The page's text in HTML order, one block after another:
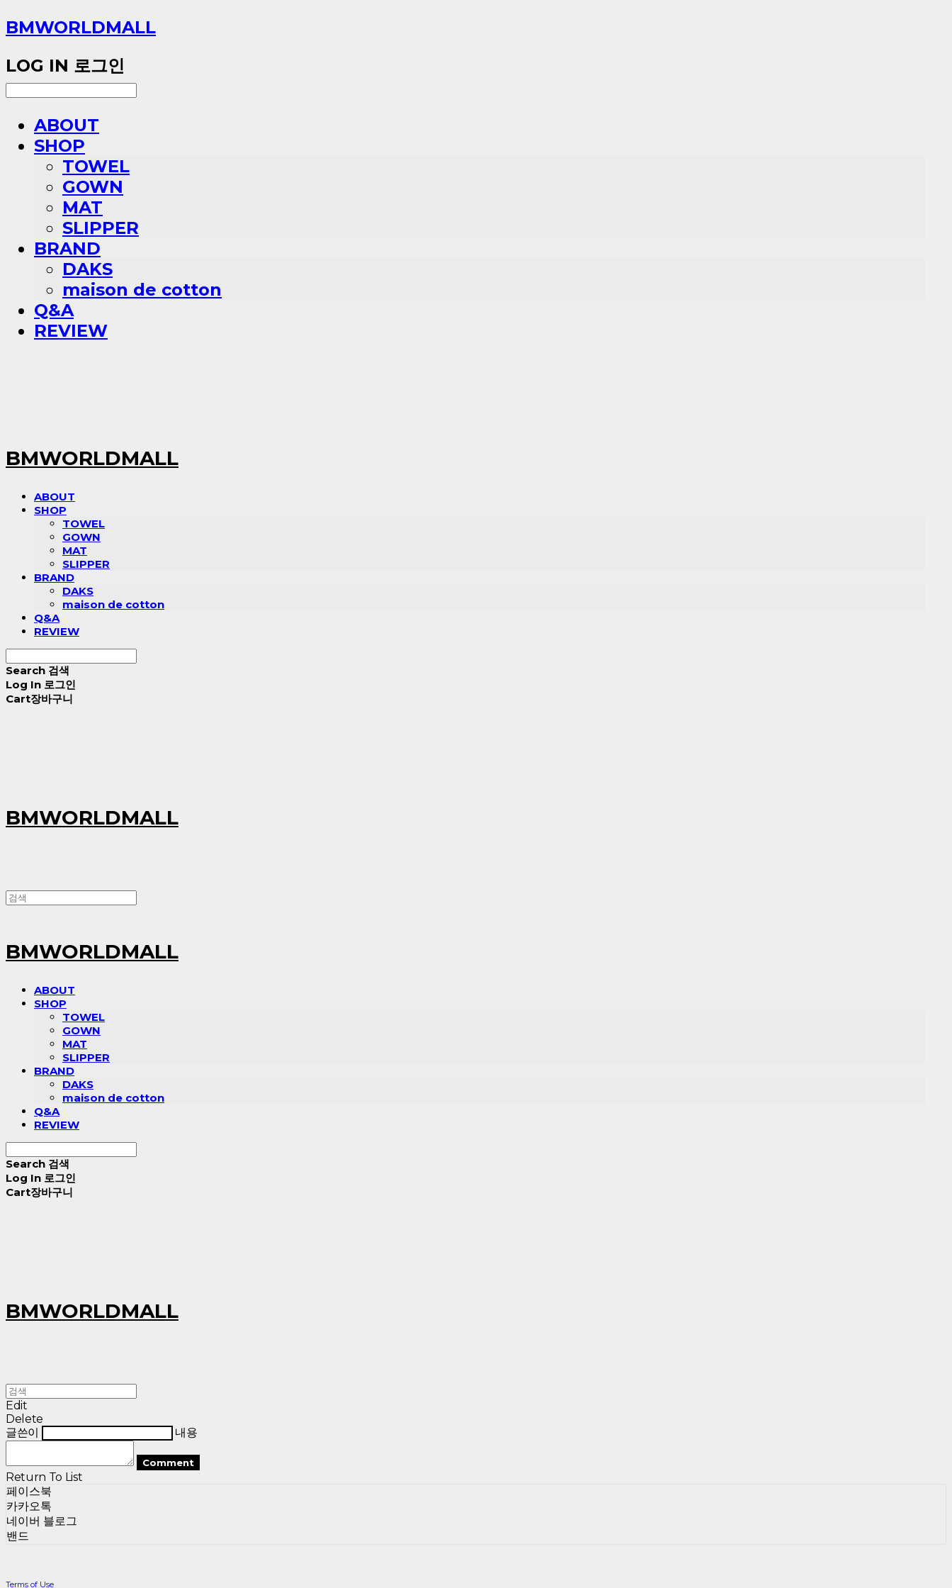
BMWORLDMALL
LOG IN 로그인
ABOUT
SHOP
TOWEL
GOWN
MAT
SLIPPER
BRAND
DAKS
maison de cotton
Q&A
REVIEW
BMWORLDMALL
ABOUT
SHOP
TOWEL
GOWN
MAT
SLIPPER
BRAND
DAKS
maison de cotton
Q&A
REVIEW
Search 검색
Log In 로그인
Cart장바구니
BMWORLDMALL
BMWORLDMALL
ABOUT
SHOP
TOWEL
GOWN
MAT
SLIPPER
BRAND
DAKS
maison de cotton
Q&A
REVIEW
Search 검색
Log In 로그인
Cart장바구니
BMWORLDMALL
Edit
Delete
글쓴이
내용
Comment
Return To List
페이스북
카카오톡
네이버 블로그
밴드
Terms of Use